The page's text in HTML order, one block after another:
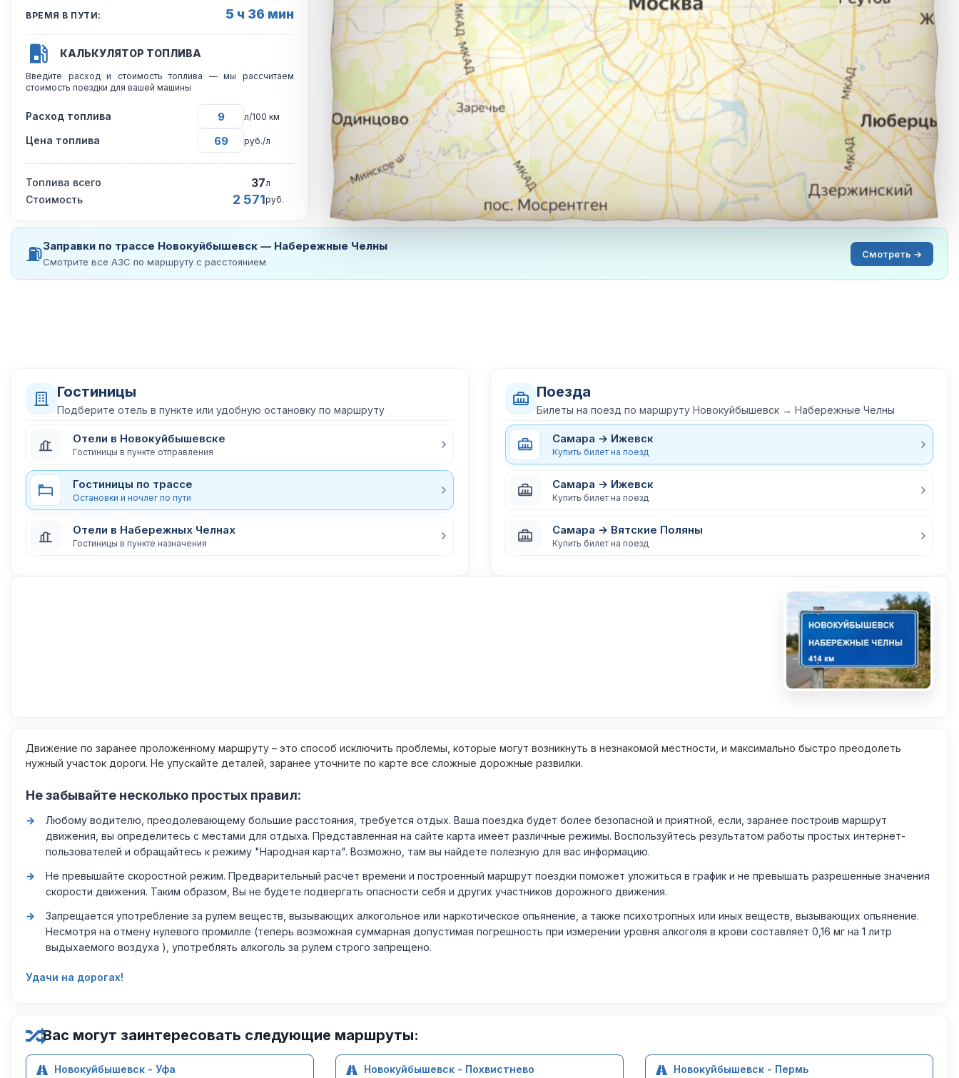
ВРЕМЯ В ПУТИ: 5 ч 36 мин
КАЛЬКУЛЯТОР ТОПЛИВА
Введите расход и стоимость топлива — мы рассчитаем
стоимость поездки для вашей машины
Расход топлива л/100 км
Цена топлива руб./л
Топлива всего 37л
Стоимость 2 571руб.
⛽Заправки по трассе Новокуйбышевск — Набережные Челны
Смотрите все АЗС по маршруту с расстоянием
Смотреть →
Гостиницы
Подберите отель в пункте или удобную остановку по маршруту
Отели в Новокуйбышевске
Гостиницы в пункте отправления
Гостиницы по трассе
Остановки и ночлег по пути
Отели в Набережных Челнах
Гостиницы в пункте назначения
Поезда
Билеты на поезд по маршруту Новокуйбышевск → Набережные Челны
Самара → Ижевск
Купить билет на поезд
Самара → Ижевск
Купить билет на поезд
Самара → Вятские Поляны
Купить билет на поезд
Движение по заранее проложенному маршруту – это способ исключить проблемы, которые могут возникнуть в незнакомой местности, и максимально быстро преодолеть
нужный участок дороги. Не упускайте деталей, заранее уточните по карте все сложные дорожные развилки.
Не забывайте несколько простых правил:
Любому водителю, преодолевающему большие расстояния, требуется отдых. Ваша поездка будет более безопасной и приятной, если, заранее построив маршрут
движения, вы определитесь с местами для отдыха. Представленная на сайте карта имеет различные режимы. Воспользуйтесь результатом работы простых интернет-
пользователей и обращайтесь к режиму "Народная карта". Возможно, там вы найдете полезную для вас информацию.
Не превышайте скоростной режим. Предварительный расчет времени и построенный маршрут поездки поможет уложиться в график и не превышать разрешенные значения
скорости движения. Таким образом, Вы не будете подвергать опасности себя и других участников дорожного движения.
Запрещается употребление за рулем веществ, вызывающих алкогольное или наркотическое опьянение, а также психотропных или иных веществ, вызывающих опьянение.
Несмотря на отмену нулевого промилле (теперь возможная суммарная допустимая погрешность при измерении уровня алкоголя в крови составляет 0,16 мг на 1 литр
выдыхаемого воздуха ), употреблять алкоголь за рулем строго запрещено.
Удачи на дорогах!
Вас могут заинтересовать следующие маршруты:
Новокуйбышевск - Уфа Новокуйбышевск - Похвистнево Новокуйбышевск - Пермь